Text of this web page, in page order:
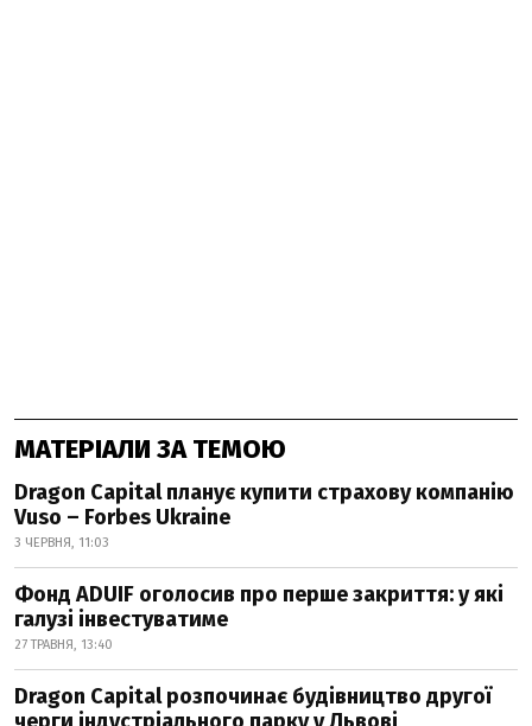
МАТЕРІАЛИ ЗА ТЕМОЮ
Dragon Capital планує купити страхову компанію
Vuso – Forbes Ukraine
3 ЧЕРВНЯ, 11:03
Фонд ADUIF оголосив про перше закриття: у які
галузі інвестуватиме
27 ТРАВНЯ, 13:40
Dragon Capital розпочинає будівництво другої